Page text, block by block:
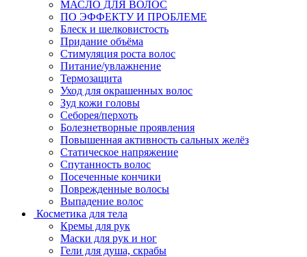
МАСЛО ДЛЯ ВОЛОС
ПО ЭФФЕКТУ И ПРОБЛЕМЕ
Блеск и шелковистость
Придание объёма
Стимуляция роста волос
Питание/увлажнение
Термозащита
Уход для окрашенных волос
Зуд кожи головы
Себорея/перхоть
Болезнетворные проявления
Повышенная активность сальных желёз
Статическое напряжение
Спутанность волос
Посеченные кончики
Поврежденные волосы
Выпадение волос
Косметика для тела
Кремы для рук
Маски для рук и ног
Гели для душа, скрабы